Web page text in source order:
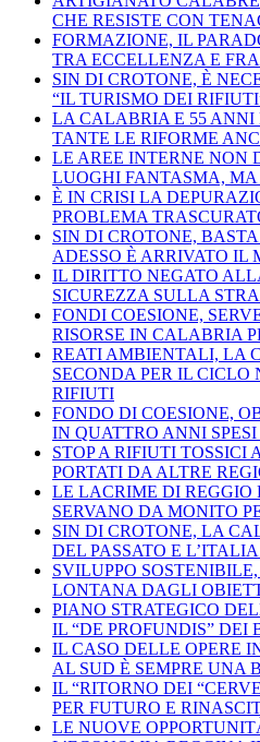
CHE RESISTE CON
FORMAZIONE, IL
TRA ECCELLENZA E
SIN DI CROTONE, È
“IL TURISMO DEI
LA CALABRIA E 55 ANNI
TANTE LE RIFORME
LE AREE INTERNE NON
LUOGHI FANTASMA, MA
È IN CRISI LA
PROBLEMA
SIN DI CROTONE,
ADESSO È ARRIVATO IL
IL DIRITTO NEGATO
SICUREZZA SULLA
FONDI COESIONE,
RISORSE IN CALABRIA
REATI AMBIENTALI, LA
SECONDA PER IL
RIFIUTI
FONDO DI COESIONE,
IN QUATTRO ANNI
STOP A RIFIUTI TOSSICI
PORTATI DA ALTRE
LE LACRIME DI REGGIO
SERVANO DA MONITO
SIN DI CROTONE, LA
DEL PASSATO E
SVILUPPO
LONTANA DAGLI
PIANO STRATEGICO
IL “DE PROFUNDIS” DEI
IL CASO DELLE OPERE
AL SUD È SEMPRE UNA
IL “RITORNO DEI
PER FUTURO E
LE NUOVE